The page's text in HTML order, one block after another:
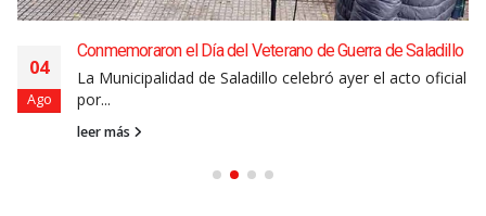
04
Ago
Conmemoraron el Día del Veterano de Guerra de Saladillo
La Municipalidad de Saladillo celebró ayer el acto oficial
por...
leer más